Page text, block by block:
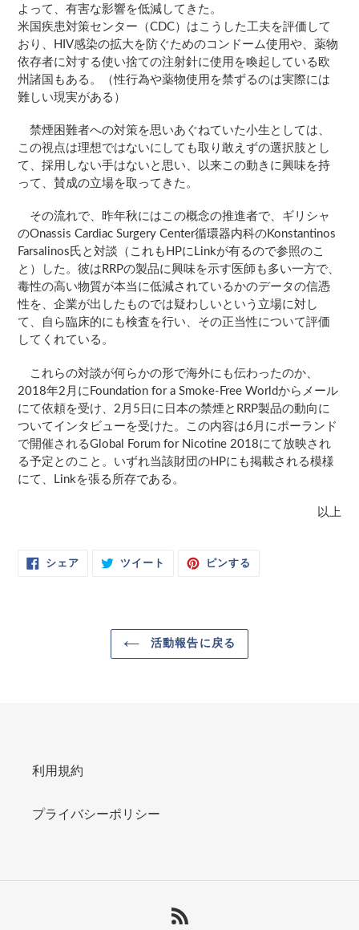
よって、有害な影響を低減してきた。
米国疾患対策センター（CDC）はこうした工夫を評価して
おり、HIV感染の拡大を防ぐためのコンドーム使用や、薬物
依存者に対する使い捨ての注射針に使用を喚起している欧
州諸国もある。（性行為や薬物使用を禁ずるのは実際には
難しい現実がある）
禁煙困難者への対策を思いあぐねていた小生としては、
この視点は理想ではないにしても取り敢えずの選択肢とし
て、採用しない手はないと思い、以来この動きに興味を持
って、賛成の立場を取ってきた。
その流れで、昨年秋にはこの概念の推進者で、ギリシャ
のOnassis Cardiac Surgery Center循環器内科のKonstantinos
Farsalinos氏と対談（これもHPにLinkが有るので参照のこ
と）した。彼はRRPの製品に興味を示す医師も多い一方で、
毒性の高い物質が本当に低減されているかのデータの信憑
性を、企業が出したものでは疑わしいという立場に対し
て、自ら臨床的にも検査を行い、その正当性について評価
してくれている。
これらの対談が何らかの形で海外にも伝わったのか、
2018年2月にFoundation for a Smoke-Free Worldからメール
にて依頼を受け、2月5日に日本の禁煙とRRP製品の動向に
ついてインタビューを受けた。この内容は6月にポーランド
で開催されるGlobal Forum for Nicotine 2018にて放映され
る予定とのこと。いずれ当該財団のHPにも掲載される模様
にて、Linkを張る所存である。
以上
シェア FACEBOOKツイート
TWITTERピンする
活動報告に戻る
利用規約
プライバシーポリシー